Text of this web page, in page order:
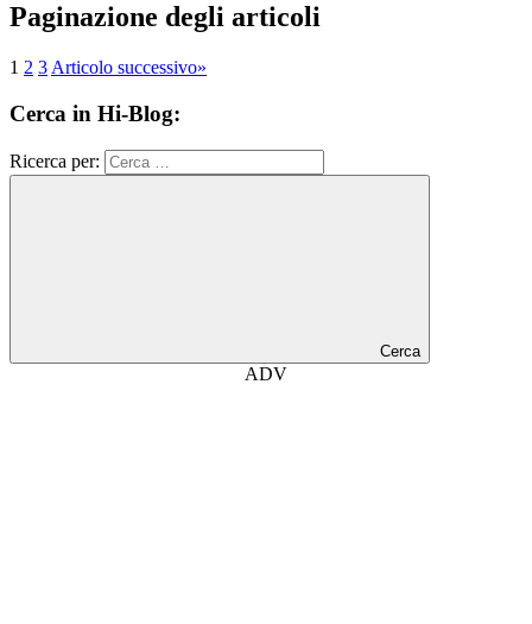
Paginazione degli articoli
1 2 3 Articolo successivo»
Cerca in Hi-Blog:
Ricerca per:
Cerca
ADV